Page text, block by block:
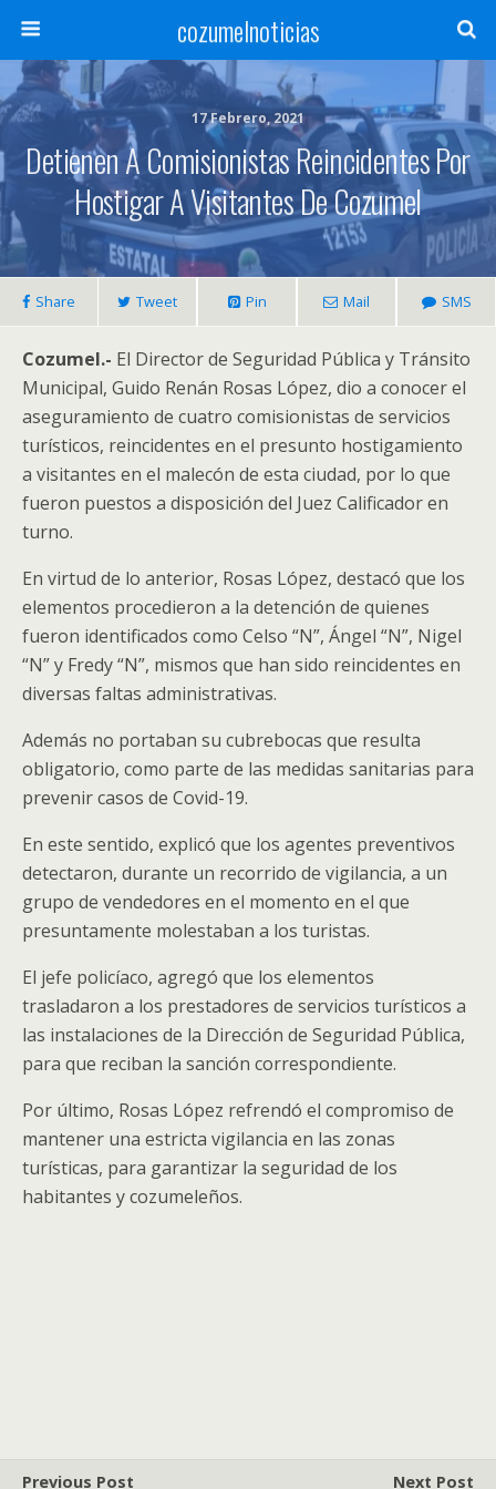
cozumelnoticias
17 Febrero, 2021
Detienen A Comisionistas Reincidentes Por
Hostigar A Visitantes De Cozumel
Share Tweet Pin Mail SMS
Cozumel.- El Director de Seguridad Pública y Tránsito
Municipal, Guido Renán Rosas López, dio a conocer el
aseguramiento de cuatro comisionistas de servicios
turísticos, reincidentes en el presunto hostigamiento
a visitantes en el malecón de esta ciudad, por lo que
fueron puestos a disposición del Juez Calificador en
turno.
En virtud de lo anterior, Rosas López, destacó que los
elementos procedieron a la detención de quienes
fueron identificados como Celso “N”, Ángel “N”, Nigel
“N” y Fredy “N”, mismos que han sido reincidentes en
diversas faltas administrativas.
Además no portaban su cubrebocas que resulta
obligatorio, como parte de las medidas sanitarias para
prevenir casos de Covid-19.
En este sentido, explicó que los agentes preventivos
detectaron, durante un recorrido de vigilancia, a un
grupo de vendedores en el momento en el que
presuntamente molestaban a los turistas.
El jefe policíaco, agregó que los elementos
trasladaron a los prestadores de servicios turísticos a
las instalaciones de la Dirección de Seguridad Pública,
para que reciban la sanción correspondiente.
Por último, Rosas López refrendó el compromiso de
mantener una estricta vigilancia en las zonas
turísticas, para garantizar la seguridad de los
habitantes y cozumeleños.
Previous Post Next Post